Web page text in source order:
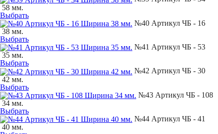
58 мм.
Выбрать
№40 Артикул ЧБ - 16
38 мм.
Выбрать
№41 Артикул ЧБ - 53
35 мм.
Выбрать
№42 Артикул ЧБ - 30
42 мм.
Выбрать
№43 Артикул ЧБ - 108
34 мм.
Выбрать
№44 Артикул ЧБ - 41
40 мм.